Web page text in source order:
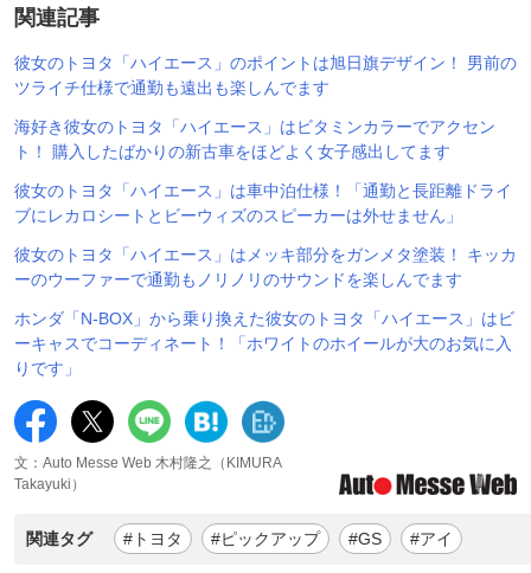
関連記事
彼女のトヨタ「ハイエース」のポイントは旭日旗デザイン！ 男前の
ツライチ仕様で通勤も遠出も楽しんでます
海好き彼女のトヨタ「ハイエース」はビタミンカラーでアクセン
ト！ 購入したばかりの新古車をほどよく女子感出してます
彼女のトヨタ「ハイエース」は車中泊仕様！「通勤と長距離ドライ
ブにレカロシートとビーウィズのスピーカーは外せません」
彼女のトヨタ「ハイエース」はメッキ部分をガンメタ塗装！ キッカ
ーのウーファーで通勤もノリノリのサウンドを楽しんでます
ホンダ「N-BOX」から乗り換えた彼女のトヨタ「ハイエース」はビ
ーキャスでコーディネート！「ホワイトのホイールが大のお気に入
りです」
文：Auto Messe Web 木村隆之（KIMURA
Takayuki）
関連タグ #トヨタ #ピックアップ #GS #アイ